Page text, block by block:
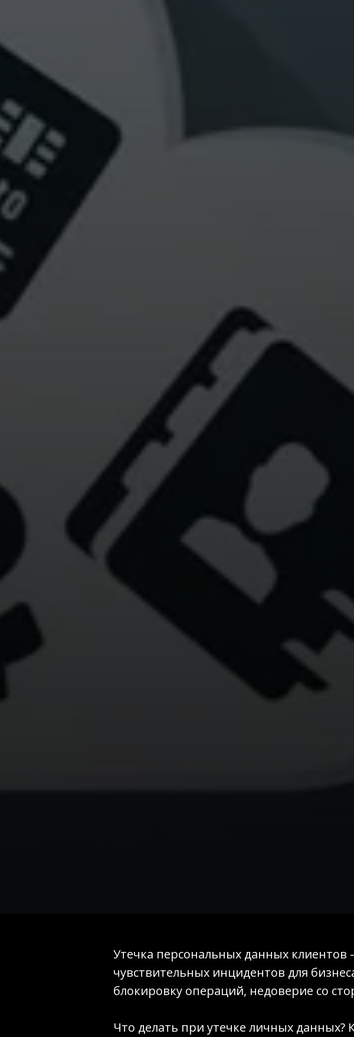
Утечка персональных данных
чувствительных инцидентов для
блокировку операций, недоверие со
Что делать при утечке личных данных?